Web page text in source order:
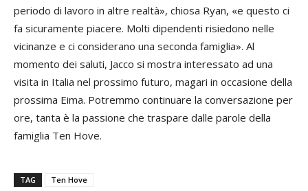
periodo di lavoro in altre realtà», chiosa Ryan, «e questo ci
fa sicuramente piacere. Molti dipendenti risiedono nelle
vicinanze e ci considerano una seconda famiglia». Al
momento dei saluti, Jacco si mostra interessato ad una
visita in Italia nel prossimo futuro, magari in occasione della
prossima Eima. Potremmo continuare la conversazione per
ore, tanta è la passione che traspare dalle parole della
famiglia Ten Hove.
TAG Ten Hove